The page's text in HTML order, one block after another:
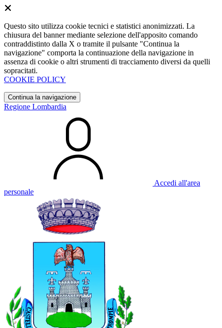
Questo sito utilizza cookie tecnici e statistici anonimizzati. La
chiusura del banner mediante selezione dell'apposito comando
contraddistinto dalla X o tramite il pulsante "Continua la
navigazione" comporta la continuazione della navigazione in
assenza di cookie o altri strumenti di tracciamento diversi da quelli
sopracitati.
COOKIE POLICY
Continua la navigazione
Regione Lombardia
Accedi all'area
personale